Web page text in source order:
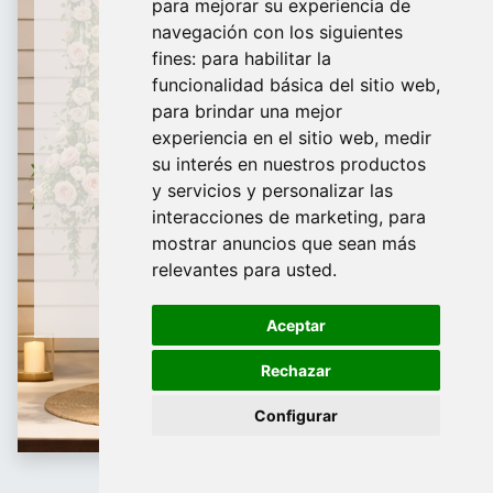
para mejorar su experiencia de
navegación con los siguientes
fines: para habilitar la
funcionalidad básica del sitio web,
para brindar una mejor
experiencia en el sitio web, medir
su interés en nuestros productos
y servicios y personalizar las
interacciones de marketing, para
mostrar anuncios que sean más
relevantes para usted.
Aceptar
Rechazar
Configurar
De Domingo a Viernes
¿Te ayudamos?
688 097 373
​ info@tridecor.net
Contáctanos
Etiquetaje